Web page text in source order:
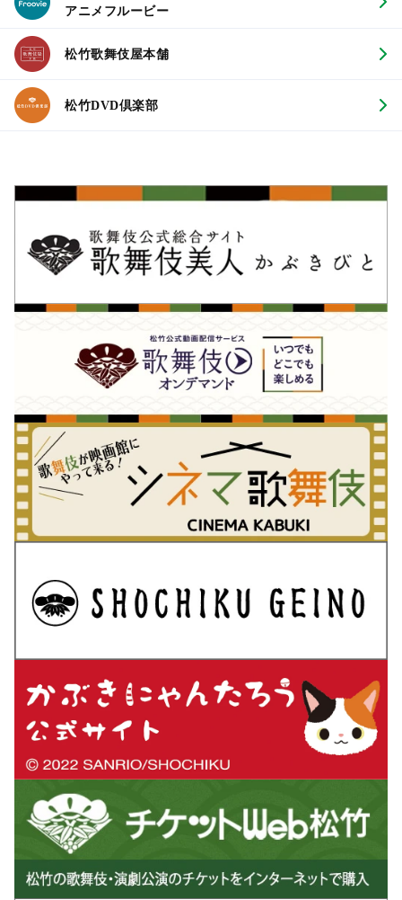
アニメフルービー
松竹歌舞伎屋本舗
松竹DVD倶楽部